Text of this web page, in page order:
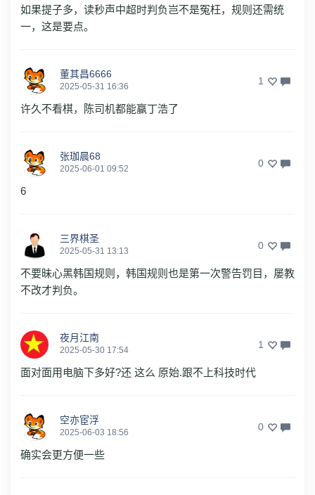
如果提子多，读秒声中超时判负岂不是冤枉，规则还需统
一，这是要点。
董其昌6666
2025-05-31 16:36 1
许久不看棋，陈司机都能赢丁浩了
张珈晨68
2025-06-01 09:52 0
6
三界棋圣
2025-05-31 13:13 0
不要昧心黑韩国规则，韩国规则也是第一次警告罚目，屡教
不改才判负。
夜月江南
2025-05-30 17:54 1
面对面用电脑下多好?还 这么 原始.跟不上科技时代
空亦宦浮
2025-06-03 18:56 0
确实会更方便一些